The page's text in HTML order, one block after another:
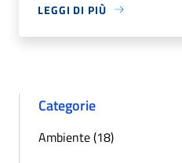
LEGGI DI PIÙ
Categorie
Ambiente (18)